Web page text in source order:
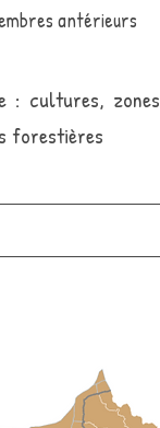
antérieurs
: cultures, zones
forestières